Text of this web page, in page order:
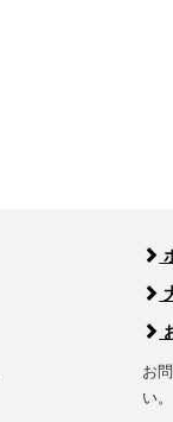
お
い。